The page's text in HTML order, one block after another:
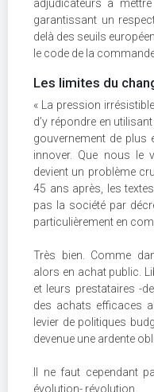
adjudicateurs à
garantissant un
delà des seuils
le code de la
Les limites du
« La pression
d’y répondre en
gouvernement de
innover. Que nous le
devient un problème
45 ans après, les
pas la société par
particulièrement en
Très bien. Comme
alors en achat public.
et leurs prestataires -
des achats efficaces
levier de politiques
devenue une ardente
Il ne faut cependant
évolution- révolution.